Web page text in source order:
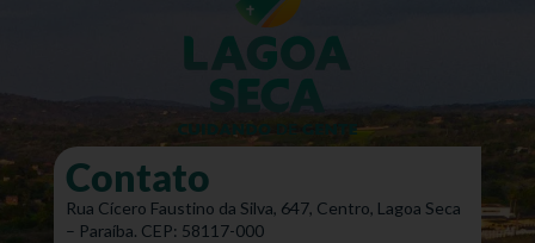
Contato
Rua Cícero Faustino da Silva, 647, Centro, Lagoa Seca
– Paraíba. CEP: 58117-000